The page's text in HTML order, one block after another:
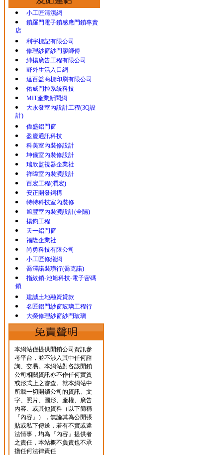
小工匠清潔網
鎖羅門電子鎖感應門鎖專賣
店
利宇標記有限公司
修理紗窗紗門廖師傅
紳揚廣告工程有限公司
野外生活入口網
達百益商標印刷有限公司
佑威門控系統科技
MIT產業新聞網
大永發室內設計工程(3Q設
計)
偉盛鋁門窗
盈慶通訊科技
科美室內裝修設計
坤儀室內裝修設計
瑞欣監視器企業社
祥暐室內裝潢設計
百宏工程(潤宏)
安正開發鋼構
特特科技室內裝修
旭豐室內裝潢設計(全陽)
揚鈞工程
天一鋁門窗
福隆企業社
尚勇科技有限公司
小工匠修繕網
喬澤諾裝璜行(喬克諾)
指紋鎖-池旭科技-電子密碼
鎖
建誠土地融資貸款
名匠鋁門紗窗玻璃工程行
大榮修理紗窗紗門玻璃
本網站僅提供開鎖公司資訊參
考平台，並不涉入其中任何諮
詢、交易。本網站對各該開鎖
公司相關資訊亦不作任何實質
或形式上之審查。就本網站中
所載一切開鎖公司的資訊、文
字、照片、圖形、產權、廣告
內容、或其他資料（以下簡稱
『內容』），無論其為公開張
貼或私下傳送，若有不實或違
法情事，均為『內容』提供者
之責任，本站概不負責也不承
擔任何法律責任